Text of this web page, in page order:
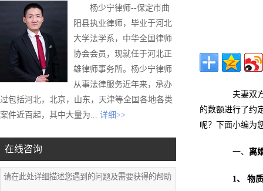
杨少宁律师--保定市曲
阳县执业律师，毕业于河北
大学法学系，中华全国律师
协会会员，现就任于河北正
雄律师事务所。杨少宁律师
从事法律服务近年来，承办
过包括河北，北京，山东，天津等全国各地各类
案件近百起，其中大量为... 详细>>
在线咨询
夫妻双方
的数额进行了约
呢？下面小编为
一、 离
1、 物